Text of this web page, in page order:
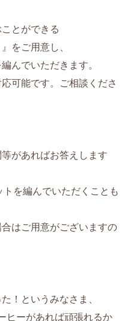
とができる
をご用意し、
んでいただきます。
可能です。ご相談くださ
があればお答えします
を編んでいただくことも
合はご用意がございますの
！というみなさま、
ヒーがあれば頑張れるか